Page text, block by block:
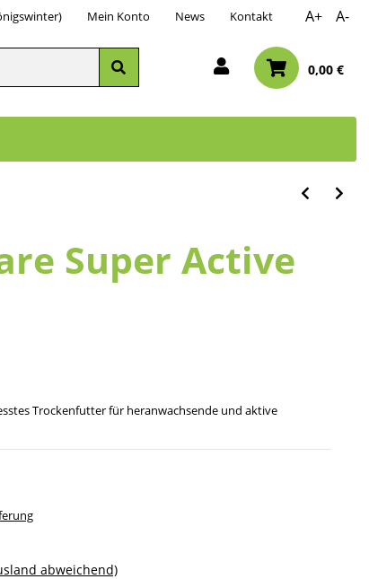
Mein Konto News Kontakt A+ A-
0,00 €
Super Active
Trockenfutter für heranwachsende und aktive
abweichend)